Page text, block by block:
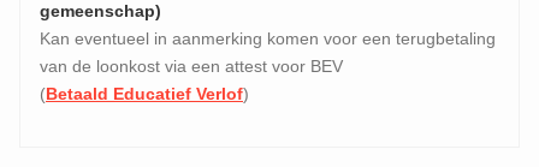
gemeenschap)
Kan eventueel in aanmerking komen voor een terugbetaling
van de loonkost via een attest voor BEV
(Betaald Educatief Verlof)